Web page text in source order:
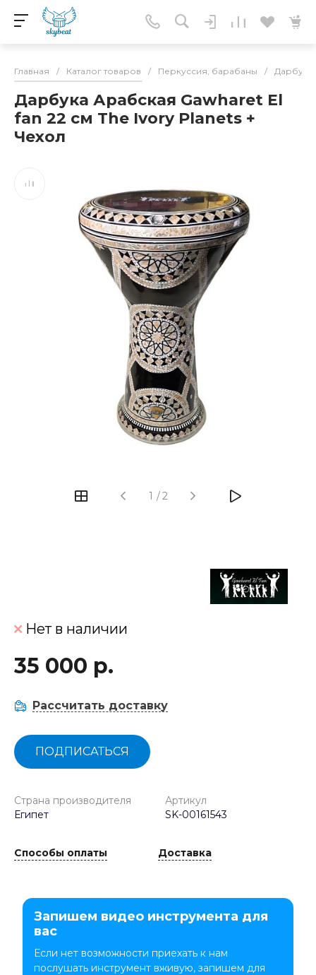
Главная / Каталог товаров / Перкуссия, барабаны /
Дарбука Арабская Gawharet El
fan 22 см The Ivory Planets +
Чехол
1 /2
Нет в наличии
35 000 р.
Рассчитать доставку
ПОДПИСАТЬСЯ
Страна производителя
Египет
Артикул
SK-00161543
Способы оплаты Доставка
Запишем видео инструмента для
вас
Если нет возможности приехать к нам
послушать инструмент вживую, запишем для